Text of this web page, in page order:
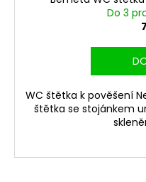
Do 3
WC štětka k pověšení
štětka se stojánkem